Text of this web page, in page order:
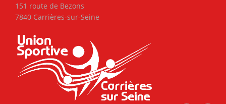
151 route de Bezons
7840 Carrières-sur-Seine